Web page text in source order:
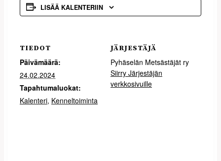
LISÄÄ KALENTERIIN
TIEDOT
Päivämäärä:
24.02.2024
Tapahtumaluokat:
Kalenteri, Kenneltoiminta
JÄRJESTÄJÄ
Pyhäselän Metsästäjät ry
Siirry Järjestäjän
verkkosivuille